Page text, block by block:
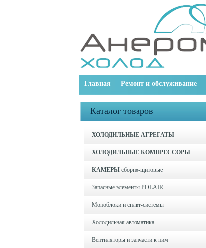
Главная Ремонт и обслуживание
Каталог товаров
ХОЛОДИЛЬНЫЕ АГРЕГАТЫ
ХОЛОДИЛЬНЫЕ КОМПРЕССОРЫ
КАМЕРЫ сборно-щитовые
Запасные элементы POLAIR
Моноблоки и cплит-системы
Холодильная автоматика
Вентиляторы и запчасти к ним